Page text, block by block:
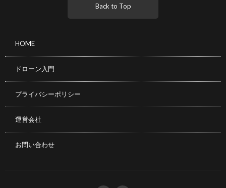
Back to Top
HOME
ドローン入門
プライバシーポリシー
運営会社
お問い合わせ